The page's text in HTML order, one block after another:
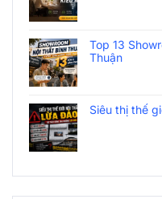
Top 13
Thuận
Siêu thị thế